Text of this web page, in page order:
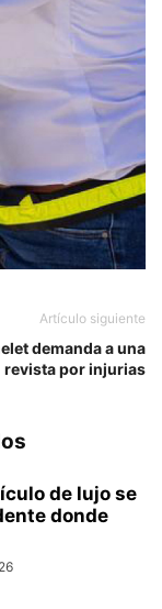
Artículo siguiente
demanda a una
revista por injurias
de lujo se
donde